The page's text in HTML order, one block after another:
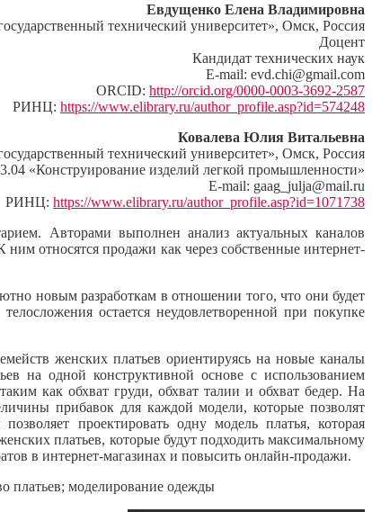
Евдущенко Елена Владимировна
технический университет», Омск, Россия
Доцент
Кандидат технических наук
E-mail: evd.chi@gmail.com
ORCID: http://orcid.org/0000-0003-3692-2587
РИНЦ: https://www.elibrary.ru/author_profile.asp?id=574248
Ковалева Юлия Витальевна
технический университет», Омск, Россия
«Конструирование изделий легкой промышленности»
E-mail: gaag_julja@mail.ru
РИНЦ: https://www.elibrary.ru/author_profile.asp?id=1071738
Авторами выполнен анализ актуальных каналов
относятся продажи как через собственные интернет-
новым разработкам в отношении того, что они будет
остается неудовлетворенной при покупке
женских платьев ориентируясь на новые каналы
на одной конструктивной основе с использованием
как обхват груди, обхват талии и обхват бедер. На
прибавок для каждой модели, которые позволят
проектировать одну модель платья, которая
платьев, которые будут подходить максимальному
в интернет-магазинах и повысить онлайн-продажи.
платьев; моделирование одежды